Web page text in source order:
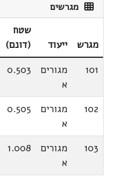
מגרשים
מגרש ייעוד
שטח
(דונם)
101
מגורים
א
0.503
102
מגורים
א
0.505
103
מגורים
א
1.008